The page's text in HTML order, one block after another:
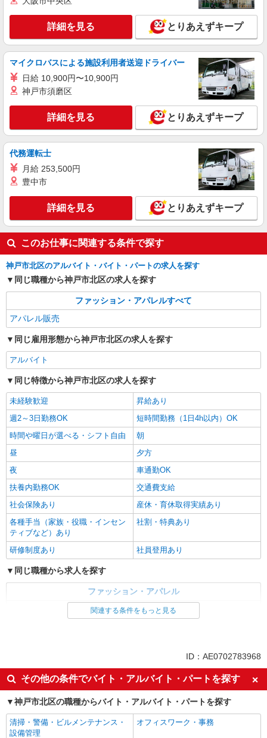
アパレル雑貨の販売スタッフ
■月給 21〜22万円 基本給 190,000円+役職
（特別）手当 チーフ職：20,000円
一般職：10,000円 地域手当：10,000円 ※
採用時に経験、適正を見て決定いたします。 ◆ 賞
与年2回 ◆ 昇給あり （賞与、昇給については入社
1年経過後より、 本人の実績及び会社業績により
変動します。） ◆ 研修中月給変動なし（6ヶ月）
◆ 報奨金制度(予算達成時） 15000円〜（社内
規定有） ◆交通費（月上限3万円まで）
兵庫県神戸市北区上津台8-1-1 イオンモール神
戸北内2F
キープ 詳細を見る
Ron Herman
接客販売スタッフ
正社員：月給250,700円〜＋交通費全額支給
（ガソリン代は距離に応じて支給） ※現職アパレ
ル販売経験者につきまして、現職の給与を考慮い
たします。 ※経験・能力等考慮の上、当社規定に
より優遇致します。
兵庫県神戸市北区上津台7-3 神戸三田プレミ
アム・アウトレット
キープ 詳細を見る
アルバイト パート 契約社員 その他
Pearly Gates
販売スタッフ
契約社員：月給225,000円〜 ※研修期間（約3
か月）は給与変動なし ※経験、能力、勤務時間に
より優遇します ※決算賞与あり 準社員：月給
します アルバイト・パート：時給1,150円 フルタ
イム：時給1,200円 ※経験、能力、勤務時間によ
り優遇します
アム・アウトレット
キープ 詳細を見る
詳細を見る とりあえずキープ
マイクロバスによる施設利用者送迎ドライバー
日給 10,900円〜10,900円
神戸市須磨区
詳細を見る とりあえずキープ
代務運転士
月給 253,500円
豊中市
詳細を見る とりあえずキープ
このお仕事に関連する条件で探す
神戸市北区のアルバイト・バイト・パートの求人を探す
同じ職種から神戸市北区の求人を探す
ファッション・アパレルすべて
アパレル販売
同じ雇用形態から神戸市北区の求人を探す
アルバイト
同じ特徴から神戸市北区の求人を探す
未経験歓迎
昇給あり
週2～3日勤務OK
短時間勤務（1日4h以内）OK
時間や曜日が選べる・シフト自由
朝
昼
夕方
夜
車通勤OK
扶養内勤務OK
交通費支給
社会保険あり
産休・育休取得実績あり
各種手当（家族・役職・インセン
ティブなど）あり
社割・特典あり
研修制度あり 社員登用あり
同じ職種から求人を探す
ファッション・アパレル
短時間勤務（1日4h以内）OK
車通勤OK
扶養内勤務OK
交通費支給
社会保険あり
産休・育休取得実績あり
社員登用あり
関連する条件をもっと見る
ID：AE0702783968
その他の条件でバイト・アルバイト・パートを探す
神戸市北区の職種からバイト・アルバイト・パートを探す
清掃・警備・ビルメンテナンス・
設備管理
オフィスワーク・事務